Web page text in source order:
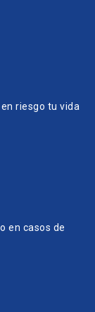
riesgo tu vida
en casos de